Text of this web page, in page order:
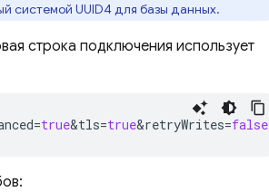
системой UUID4 для базы данных.
строка подключения использует
=true&tls=true&retryWrites=false